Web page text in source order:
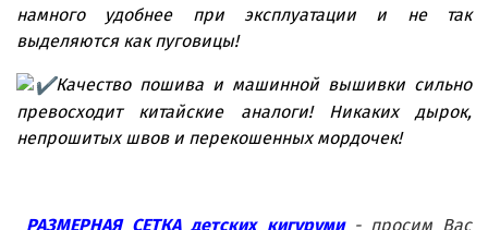
намного удобнее при эксплуатации и не так
выделяются как пуговицы!
Качество пошива и машинной вышивки сильно
превосходит китайские аналоги! Никаких дырок,
непрошитых швов и перекошенных мордочек!
РАЗМЕРНАЯ СЕТКА детских кигуруми- просим Вас